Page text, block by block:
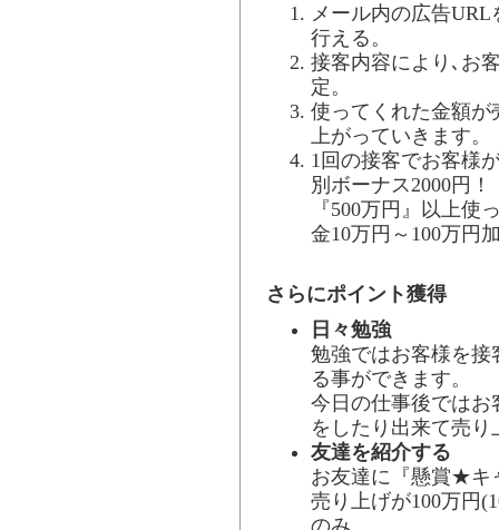
メール内の広告
行える。
接客内容により､お
定。
使ってくれた金額が
上がっていきます。
1回の接客でお客様
別ボーナス2000円！
『500万円』以上使
金10万円～100万円
さらにポイント獲得
日々勉強
勉強ではお客様を接
る事ができます。
今日の仕事後では
をしたり出来て売
友達を紹介する
お友達に『懸賞★キ
売り上げが100万円
のみ